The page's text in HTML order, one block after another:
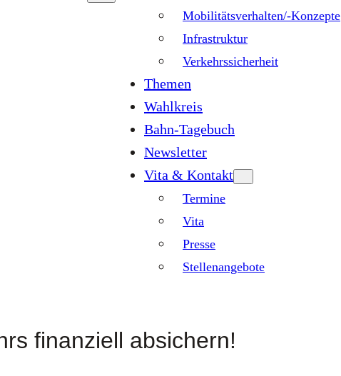
Mobilitätsverhalten/-Konzepte
Infrastruktur
Verkehrssicherheit
Themen
Wahlkreis
Bahn-Tagebuch
Newsletter
Vita & Kontakt
Termine
Vita
Presse
Stellenangebote
finanziell absichern!